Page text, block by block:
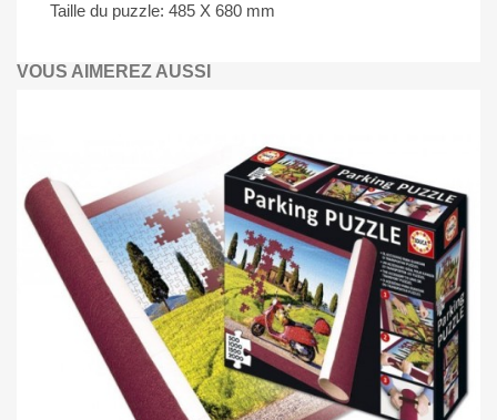
Taille du puzzle: 485 X 680 mm
VOUS AIMEREZ AUSSI